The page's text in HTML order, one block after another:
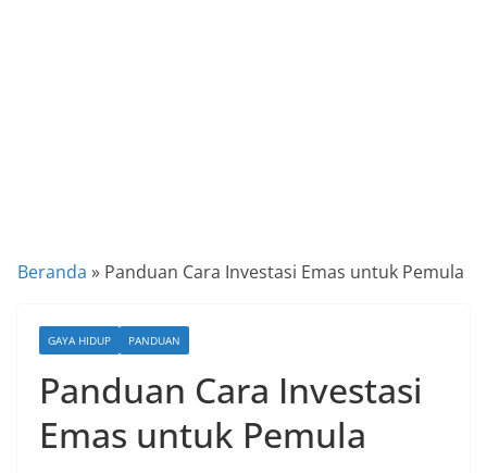
a
K
e
k
Beranda » Panduan Cara Investasi Emas untuk Pemula
GAYA HIDUP PANDUAN
Panduan Cara Investasi
Emas untuk Pemula